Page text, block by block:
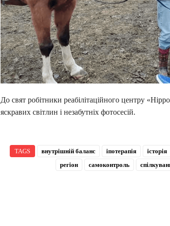
До свят робітники реабілітаційного центру
яскравих світлин і незабутніх фотосесій.
TAGS внутрішній баланс іпотерапія історія
регіон
самоконтроль